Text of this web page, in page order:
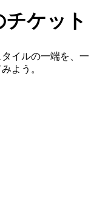
ケット
イルの一端を、一
よう。